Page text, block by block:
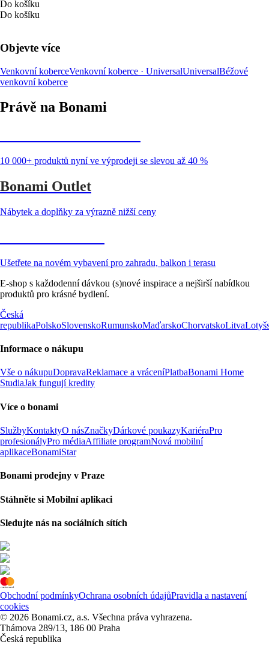
Do košíku
Do košíku
Objevte více
Venkovní koberceVenkovní koberce · UniversalUniversalBéžové
venkovní koberce
Právě na Bonami
10 000+ produktů nyní ve výprodeji se slevou až 40 %
Bonami Outlet
Nábytek a doplňky za výrazně nižší ceny
Ušetřete na novém vybavení pro zahradu, balkon i terasu
E-shop s každodenní dávkou (s)nové inspirace a nejširší nabídkou
produktů pro krásné bydlení.
Česká
republikaPolskoSlovenskoRumunskoMaďarskoChorvatskoLitva
Informace o nákupu
Vše o nákupuDopravaReklamace a vráceníPlatbaBonami Home
StudiaJak fungují kredity
Více o bonami
SlužbyKontaktyO násZnačkyDárkové poukazyKariéraPro
profesionályPro médiaAffiliate programNová mobilní
aplikaceBonamiStar
Bonami prodejny v Praze
Stáhněte si Mobilní aplikaci
Sledujte nás na sociálních sítích
Obchodní podmínkyOchrana osobních údajůPravidla a nastavení
cookies
© 2026 Bonami.cz, a.s. Všechna práva vyhrazena.
Thámova 289/13, 186 00 Praha
Česká republika